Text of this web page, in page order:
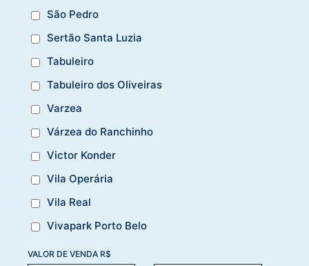
São Pedro
Sertão Santa Luzia
Tabuleiro
Tabuleiro dos Oliveiras
Varzea
Várzea do Ranchinho
Victor Konder
Vila Operária
Vila Real
Vivapark Porto Belo
VALOR DE VENDA R$